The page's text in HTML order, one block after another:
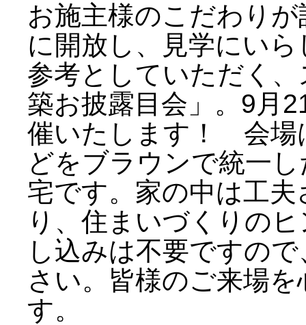
お施主様のこだわり
に開放し、見学にい
参考としていただく
築お披露目会」。9月
催いたします！ 会場
どをブラウンで統一
宅です。家の中は工
り、住まいづくりの
し込みは不要ですの
さい。皆様のご来場
す。